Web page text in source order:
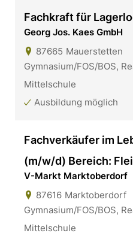
Fachkraft für
Georg Jos. Kaes GmbH
87665 Mauerstetten
Gymnasium/FOS/BOS,
Mittelschule
Ausbildung möglich
Fachverkäufer im
(m/w/d) Bereich:
V-Markt Marktoberdorf
87616 Marktoberdorf
Gymnasium/FOS/BOS,
Mittelschule